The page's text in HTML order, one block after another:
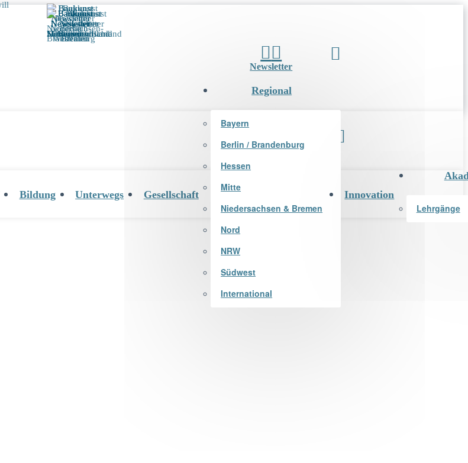
Newsletter
Newsletter
Bildung Unterwegs Gesellschaft
Regional
Bayern
Berlin / Brandenburg
Hessen
Mitte
Niedersachsen & Bremen
Nord
NRW
Südwest
International
Innovation
Lehrgänge